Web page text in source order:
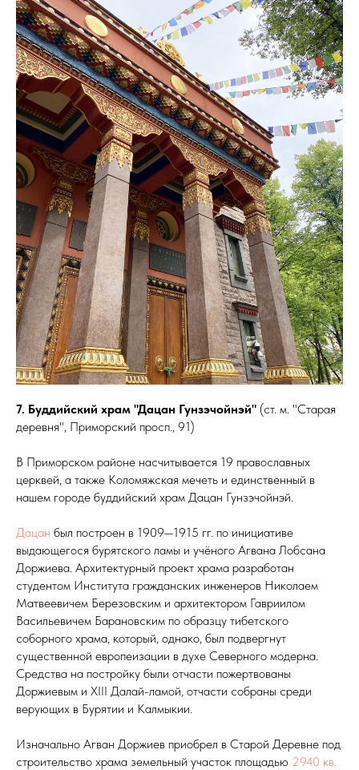
7. Буддийский храм "Дацан Гунзэчойнэй" (ст. м. "Старая
деревня", Приморский просп., 91)
В Приморском районе насчитывается 19 православных
церквей, а также Коломяжская мечеть и единственный в
нашем городе буддийский храм Дацан Гунзэчойнэй.
Дацан был построен в 1909—1915 гг. по инициативе
выдающегося бурятского ламы и учёного Агвана Лобсана
Доржиева. Архитектурный проект храма разработан
студентом Института гражданских инженеров Николаем
Матвеевичем Березовским и архитектором Гавриилом
Васильевичем Барановским по образцу тибетского
соборного храма, который, однако, был подвергнут
существенной европеизации в духе Северного модерна.
Средства на постройку были отчасти пожертвованы
Доржиевым и XIII Далай-ламой, отчасти собраны среди
верующих в Бурятии и Калмыкии.
Изначально Агван Доржиев приобрел в Старой Деревне под
строительство храма земельный участок площадью 2940 кв.